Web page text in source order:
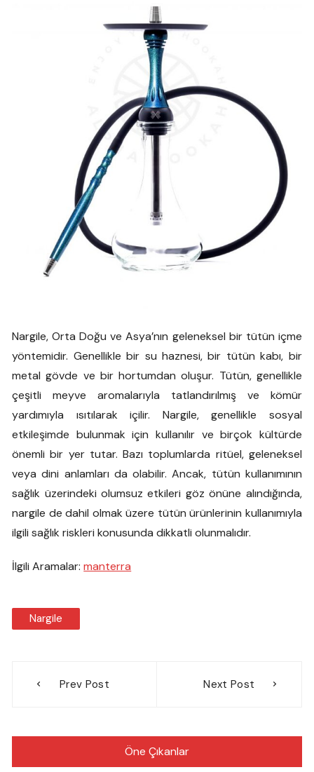
Nargile, Orta Doğu ve Asya’nın geleneksel bir tütün içme
yöntemidir. Genellikle bir su haznesi, bir tütün kabı, bir
metal gövde ve bir hortumdan oluşur. Tütün, genellikle
çeşitli meyve aromalarıyla tatlandırılmış ve kömür
yardımıyla ısıtılarak içilir. Nargile, genellikle sosyal
etkileşimde bulunmak için kullanılır ve birçok kültürde
önemli bir yer tutar. Bazı toplumlarda ritüel, geleneksel
veya dini anlamları da olabilir. Ancak, tütün kullanımının
sağlık üzerindeki olumsuz etkileri göz önüne alındığında,
nargile de dahil olmak üzere tütün ürünlerinin kullanımıyla
ilgili sağlık riskleri konusunda dikkatli olunmalıdır.
İlgili Aramalar:manterra
Nargile
gezinmesi
Prev Post Next Post
Öne Çıkanlar